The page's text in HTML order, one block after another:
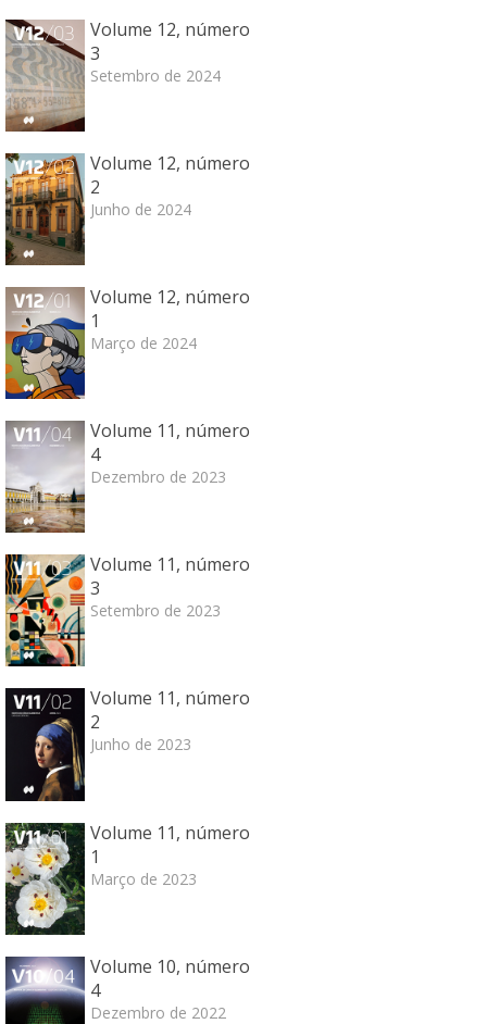
Volume 12, número
3
Setembro de 2024
Volume 12, número
2
Junho de 2024
Volume 12, número
1
Março de 2024
Volume 11, número
4
Dezembro de 2023
Volume 11, número
3
Setembro de 2023
Volume 11, número
2
Junho de 2023
Volume 11, número
1
Março de 2023
Volume 10, número
4
Dezembro de 2022